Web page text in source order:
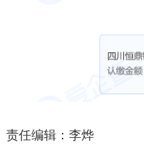
责任编辑：李烨